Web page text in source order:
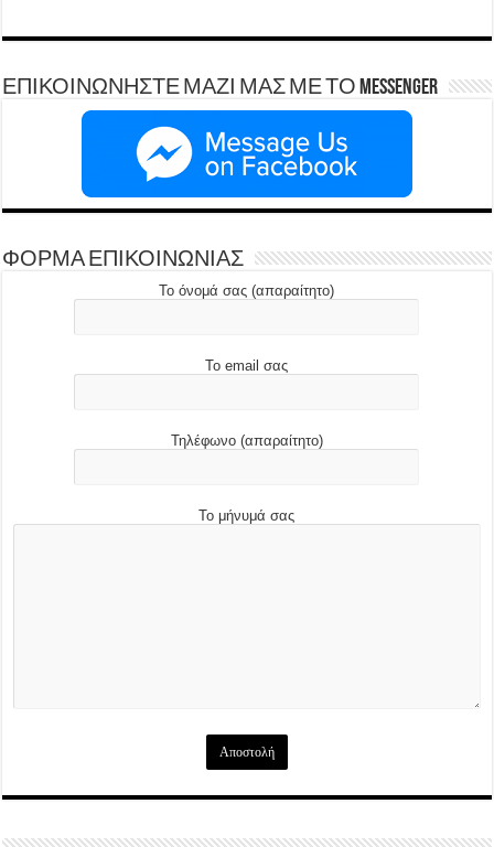
ΕΠΙΚΟΙΝΩΝΗΣΤΕ ΜΑΖΙ ΜΑΣ ΜΕ ΤΟ Messenger
ΦΟΡΜΑ ΕΠΙΚΟΙΝΩΝΙΑΣ
Το όνομά σας (απαραίτητο)
Το email σας
Τηλέφωνο (απαραίτητο)
Το μήνυμά σας